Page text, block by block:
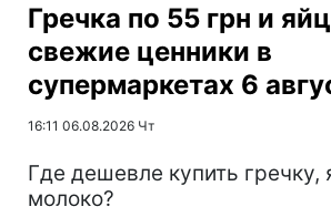
Гречка по 55 грн и
свежие ценники в
супермаркетах 6
16:11 06.08.2026 Чт
Где дешевле купить гречку,
молоко?